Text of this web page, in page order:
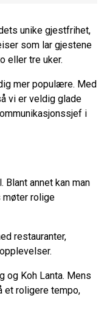
unike gjestfrihet,
som lar gjestene
eller tre uker.
mer populære. Med
vi er veldig glade
i
annet kan man
møter rolige
restauranter,
og Koh Lanta. Mens
et roligere tempo,